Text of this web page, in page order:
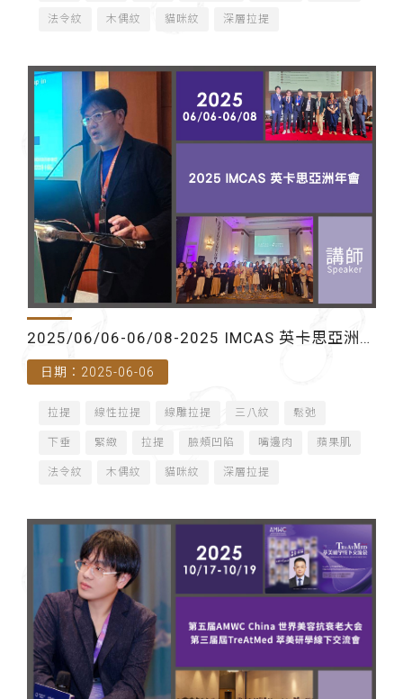
法令紋 木偶紋 貓咪紋 深層拉提
2025/06/06-06/08-2025 IMCAS 英卡思亞洲年
會（泰國曼谷）- 講師
日期：2025-06-06
拉提 線性拉提 線雕拉提 三八紋 鬆弛
下垂 緊緻 拉提 臉頰凹陷 嘴邊肉 蘋果肌
法令紋 木偶紋 貓咪紋 深層拉提